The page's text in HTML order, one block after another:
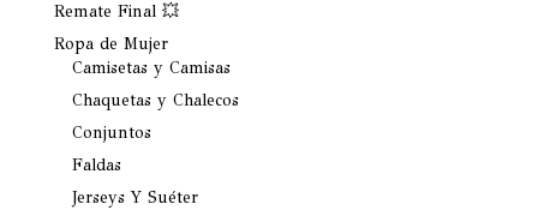
Remate Final 💥
Ropa de Mujer
Camisetas y Camisas
Chaquetas y Chalecos
Conjuntos
Faldas
Jerseys Y Suéter